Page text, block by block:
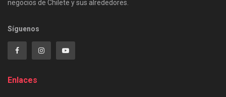
negocios de Chilete y sus alrededores.
Síguenos
Enlaces